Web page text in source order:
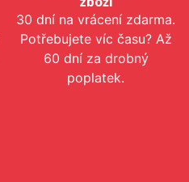
30 dní na vrácení zdarma.
Potřebujete víc času? Až
60 dní za drobný
poplatek.